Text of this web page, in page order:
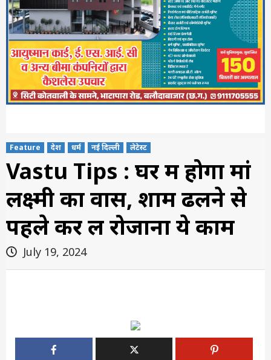
Feature देश धर्म नई दिल्ली लेटेस्ट
Vastu Tips : घर में होगा मां
लक्ष्मी का वास, शाम ढलने से
पहले कर लें रोजाना ये काम
July 19, 2024